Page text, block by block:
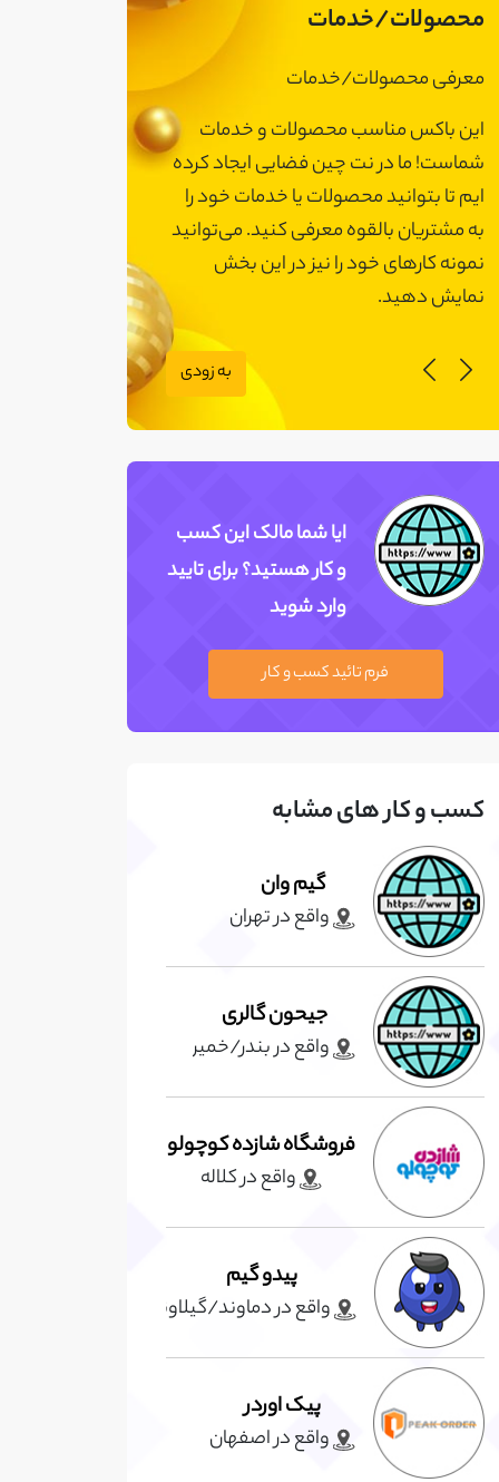
محصولات/خدمات
معرفی محصولات/خدمات
این باکس مناسب محصولات و خدمات
شماست! ما در نت چین فضایی ایجاد کرده
ایم تا بتوانید محصولات یا خدمات خود را
به مشتریان بالقوه معرفی کنید. می‌توانید
نمونه کارهای خود را نیز در این بخش
نمایش دهید.
شماست! ما در
نمونه کارهای
نمایش دهید.
به زودی
ایا شما مالک این کسب
و کار هستید؟ برای تایید
وارد شوید
فرم تائید کسب و کار
کسب و کار های مشابه
گیم وان
واقع در تهران
جیحون گالری
واقع در بندر/خمير
فروشگاه شازده کوچولو
واقع در کلاله
پیدو گیم
واقع در دماوند/گيلاوند
پیک اوردر
واقع در اصفهان